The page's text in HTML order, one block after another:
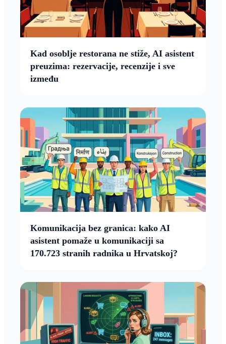
Kad osoblje restorana ne stiže, AI asistent
preuzima: rezervacije, recenzije i sve
između
Komunikacija bez granica: kako AI
asistent pomaže u komunikaciji sa
170.723 stranih radnika u Hrvatskoj?